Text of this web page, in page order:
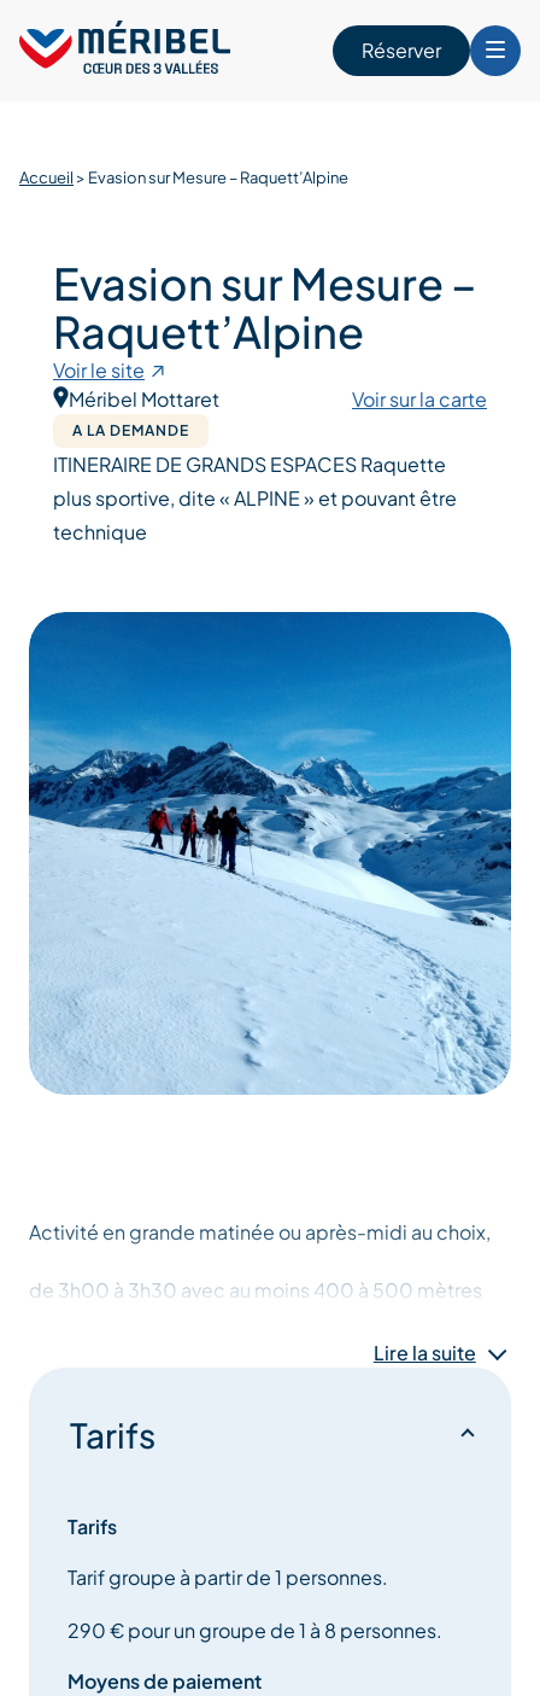
content
Réserver
Accueil > Evasion sur Mesure – Raquett’Alpine
Activité en grande matinée ou après-midi au choix,
de 3h00 à 3h30 avec au moins 400 à 500 mètres
descente;
Transport compris entre le lieu de votre
hébergement et du lien de départ.
Lire la suite
Tarifs
Tarifs
Tarif groupe à partir de 1 personnes.
290 € pour un groupe de 1 à 8 personnes.
Moyens de paiement
Evasion sur Mesure –
Raquett’Alpine
Voir le site
Méribel Mottaret
Voir sur la carte
A LA DEMANDE
ITINERAIRE DE GRANDS ESPACES Raquette
plus sportive, dite « ALPINE » et pouvant être
technique